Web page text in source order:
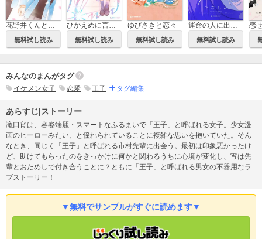
花野井くんと恋の病
無料試し読み
ひかえめに言っても、これは愛
無料試し読み
ゆびさきと恋々
無料試し読み
運命の人に出会う話
無料試し読み
みんなのまんがタグ
イケメン女子 恋愛 王子 タグ編集
あらすじ|ストーリー
滝口宵は、容姿端麗・スマートなふるまいで「王子」と呼ばれる女子。少女漫
画のヒーローみたい、と憧れられていることに複雑な思いを抱いていた。そん
なとき、同じく「王子」と呼ばれる市村先輩に出会う。最初は印象悪かったけ
ど、助けてもらったのをきっかけに何かと関わるうちに心境が変化し、宵は先
輩とおためしで付き合うことに？ともに「王子」と呼ばれる男女の不器用なラ
ブストーリー！
▼無料でサンプルがすぐに読めます▼